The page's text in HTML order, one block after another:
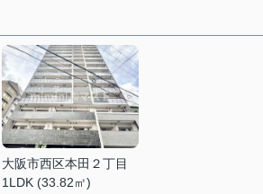
大阪市西区本田２丁目
1LDK (33.82㎡)